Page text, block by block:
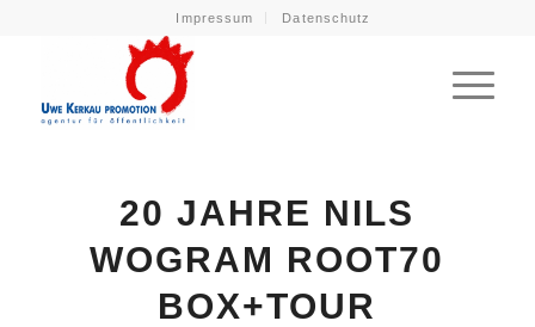
Impressum Datenschutz
20 JAHRE NILS
WOGRAM ROOT70
BOX+TOUR